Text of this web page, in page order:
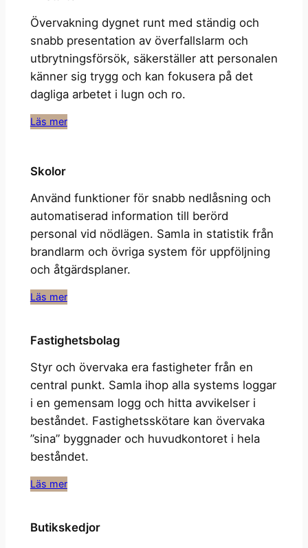
Övervakning dygnet runt med ständig och
snabb presentation av överfallslarm och
utbrytningsförsök, säkerställer att personalen
känner sig trygg och kan fokusera på det
dagliga arbetet i lugn och ro.
Läs mer
Skolor
Använd funktioner för snabb nedlåsning och
automatiserad information till berörd
personal vid nödlägen. Samla in statistik från
brandlarm och övriga system för uppföljning
och åtgärdsplaner.
Läs mer
Fastighetsbolag
Styr och övervaka era fastigheter från en
central punkt. Samla ihop alla systems loggar
i en gemensam logg och hitta avvikelser i
beståndet. Fastighetsskötare kan övervaka
”sina” byggnader och huvudkontoret i hela
beståndet.
Läs mer
Butikskedjor